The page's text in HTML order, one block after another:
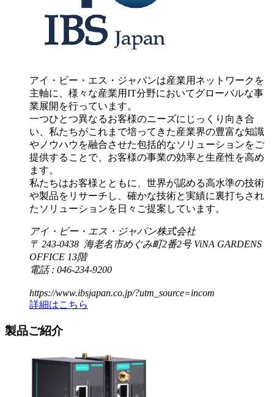
アイ・ビー・エス・ジャパンは産業用ネットワークを
主軸に、様々な産業用IT分野においてグローバルな事
業展開を行っています。
一つひとつ異なるお客様のニーズにじっくり向き合
い、私たちがこれまで培ってきた産業界の豊富な知識
やノウハウを融合させた包括的なソリューションをご
提供することで、お客様の事業の効率と生産性を高め
ます。
私たちはお客様とともに、世界が認める高水準の技術
や製品をリサーチし、確かな技術と実績に裏打ちされ
たソリューションを日々ご提案しています。
アイ・ビー・エス・ジャパン株式会社
〒 243-0438 海老名市めぐみ町2番2号 ViNA GARDENS
OFFICE 13階
電話 : 046-234-9200
https://www.ibsjapan.co.jp/?utm_source=incom
詳細はこちら
製品ご紹介